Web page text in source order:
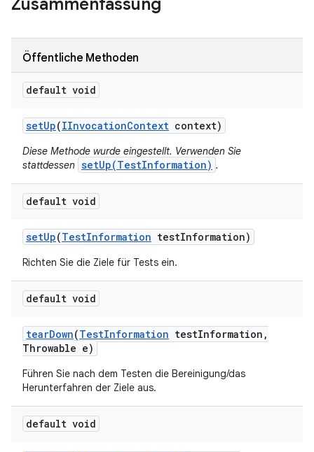
Zusammenfassung
Öffentliche Methoden
default void
setUp(IInvocationContext context)
Diese Methode wurde eingestellt. Verwenden Sie
stattdessen setUp(TestInformation) .
default void
setUp(TestInformation testInformation)
Richten Sie die Ziele für Tests ein.
default void
tearDown(TestInformation testInformation ,
Throwable e)
Führen Sie nach dem Testen die Bereinigung/das
Herunterfahren der Ziele aus.
default void